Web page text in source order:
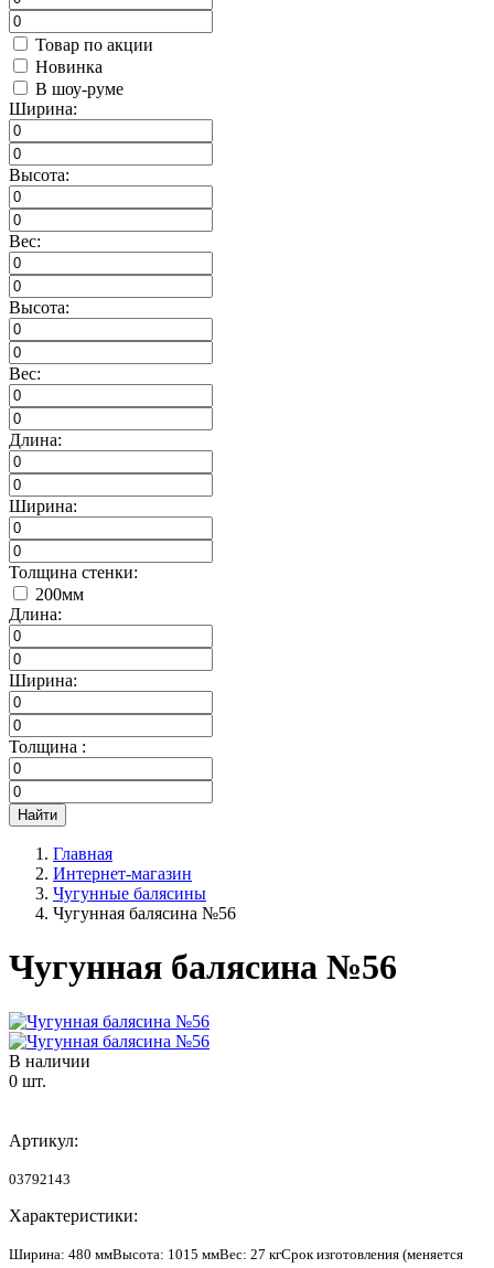
Товар по акции
Новинка
В шоу-руме
Ширина:
Высота:
Вес:
Высота:
Вес:
Длина:
Ширина:
Толщина стенки:
200мм
Длина:
Ширина:
Толщина :
Главная
Интернет-магазин
Чугунные балясины
Чугунная балясина №56
Чугунная балясина №56
В наличии
0 шт.
Артикул:
03792143
Характеристики:
Ширина: 480 ммВысота: 1015 ммВес: 27 кгСрок изготовления (меняется